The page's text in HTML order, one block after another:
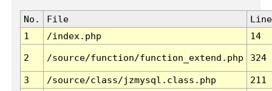
No. File
Line
1
/index.php 14
2 /source/function/function_extend.php 324
3 /source/class/jzmysql.class.php
211